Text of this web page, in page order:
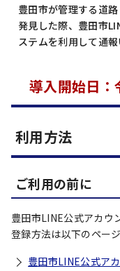
豊田市が管理する道
発見した際、豊田市
ステムを利用して通報
導入開始日：
利用方法
ご利用の前に
豊田市LINE公式アカウ
登録方法は以下のページ
豊田市LINE公式ア